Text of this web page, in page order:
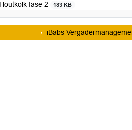
fase 2 183 KB
iBabs